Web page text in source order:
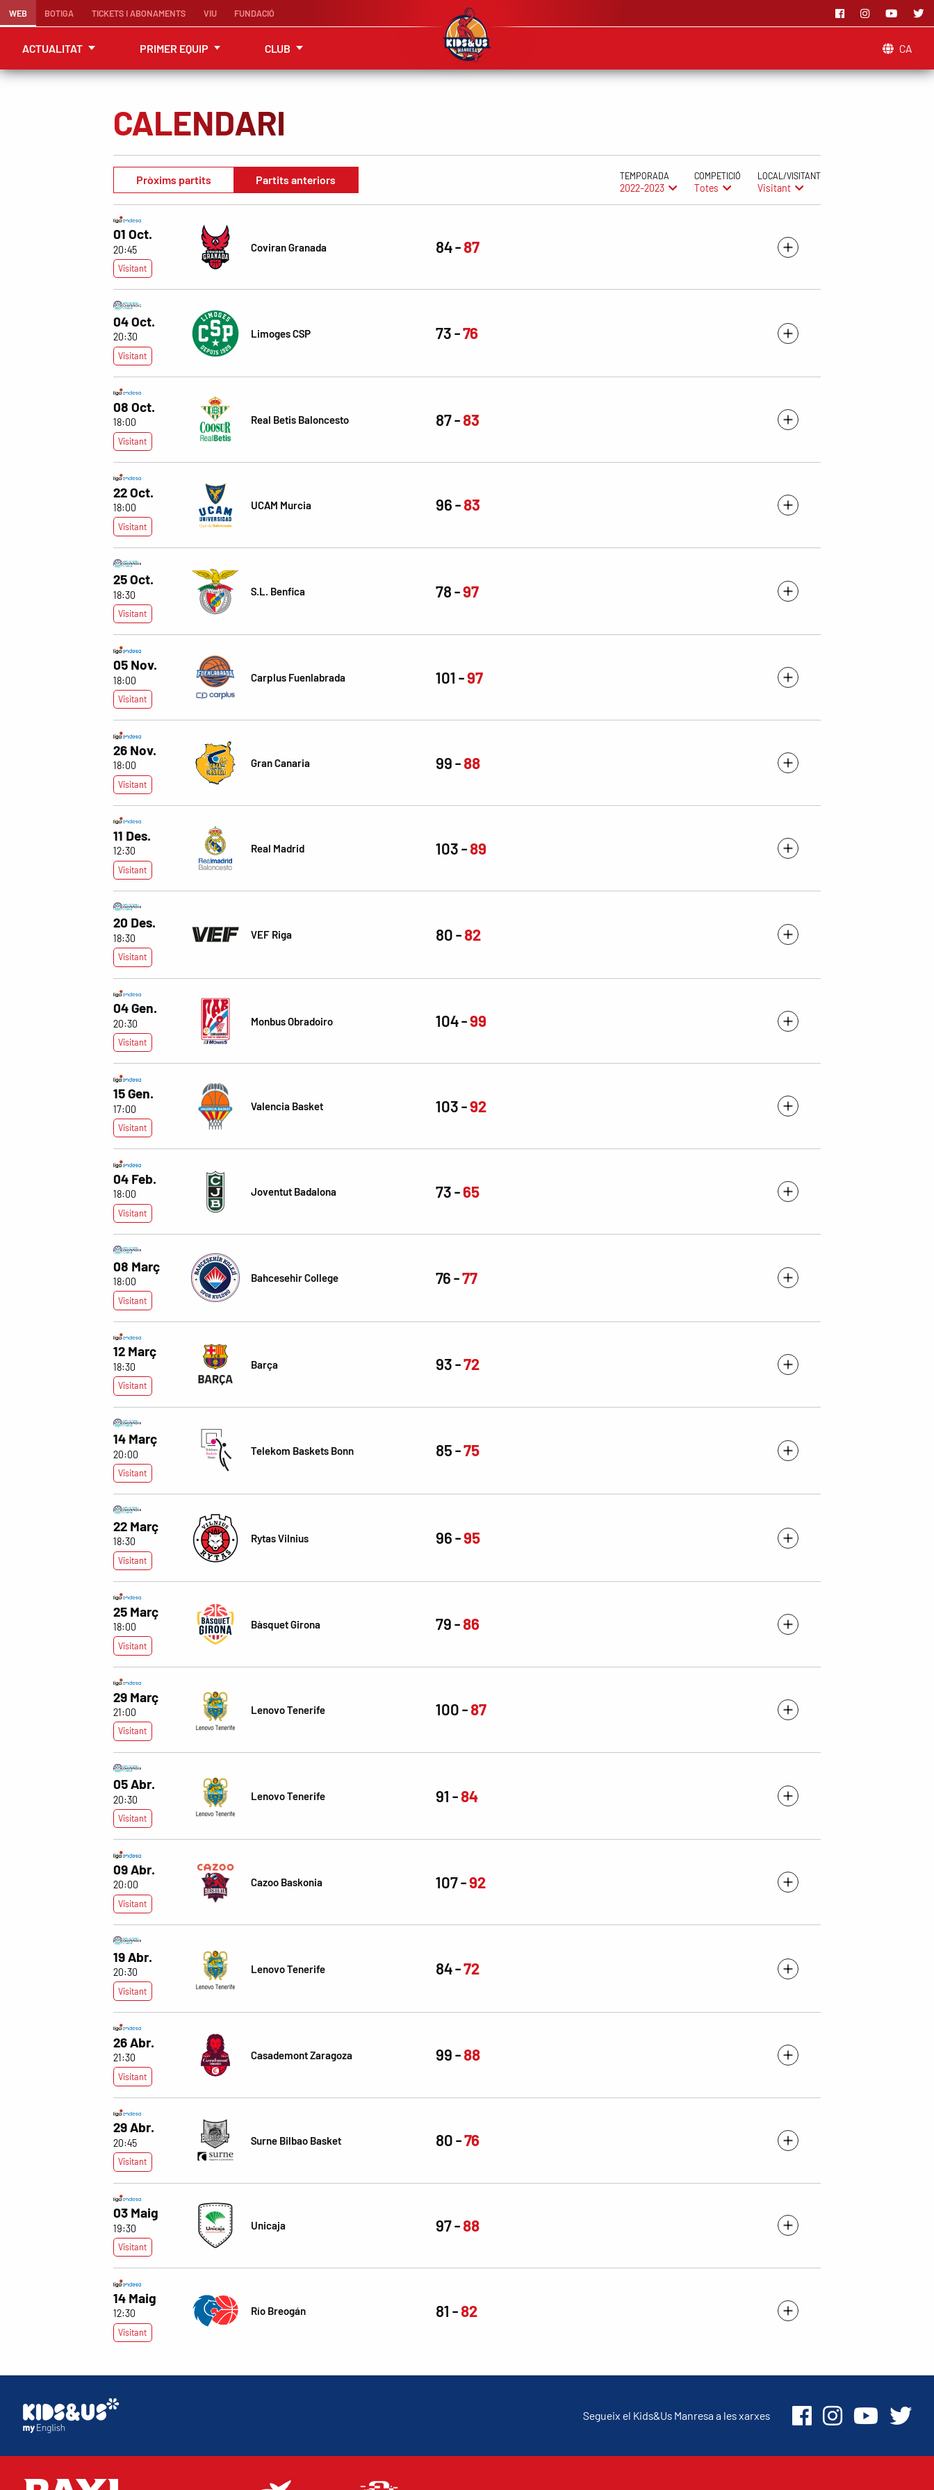
WEB BOTIGA TICKETS I ABONAMENTS VIU FUNDACIÓ
ACTUALITAT PRIMER EQUIP CLUB CA
CALENDARI
Pròxims partits Partits anteriors TEMPORADA
2022-2023
COMPETICIÓ
Totes
LOCAL/VISITANT
Visitant
01 Oct.
20:45
Visitant
Coviran Granada 84 87
04 Oct.
20:30
Visitant
Limoges CSP 73 76
08 Oct.
18:00
Visitant
Real Betis Baloncesto 87 83
22 Oct.
18:00
Visitant
UCAM Murcia 96 83
25 Oct.
18:30
Visitant
S.L. Benfica 78 97
05 Nov.
18:00
Visitant
Carplus Fuenlabrada 101 97
26 Nov.
18:00
Visitant
Gran Canaria 99 88
11 Des.
12:30
Visitant
Real Madrid 103 89
20 Des.
18:30
Visitant
VEF Riga 80 82
04 Gen.
20:30
Visitant
Monbus Obradoiro 104 99
15 Gen.
17:00
Visitant
Valencia Basket 103 92
04 Feb.
18:00
Visitant
Joventut Badalona 73 65
08 Març
18:00
Visitant
Bahcesehir College 76 77
12 Març
18:30
Visitant
Barça 93 72
14 Març
20:00
Visitant
Telekom Baskets Bonn 85 75
22 Març
18:30
Visitant
Rytas Vilnius 96 95
25 Març
18:00
Visitant
Bàsquet Girona 79 86
29 Març
21:00
Visitant
Lenovo Tenerife 100 87
05 Abr.
20:30
Visitant
Lenovo Tenerife 91 84
09 Abr.
20:00
Visitant
Cazoo Baskonia 107 92
19 Abr.
20:30
Visitant
Lenovo Tenerife 84 72
26 Abr.
21:30
Visitant
Casademont Zaragoza 99 88
29 Abr.
20:45
Visitant
Surne Bilbao Basket 80 76
03 Maig
19:30
Visitant
Unicaja 97 88
14 Maig
12:30
Visitant
Río Breogán 81 82
Segueix el Kids&Us Manresa a les xarxes